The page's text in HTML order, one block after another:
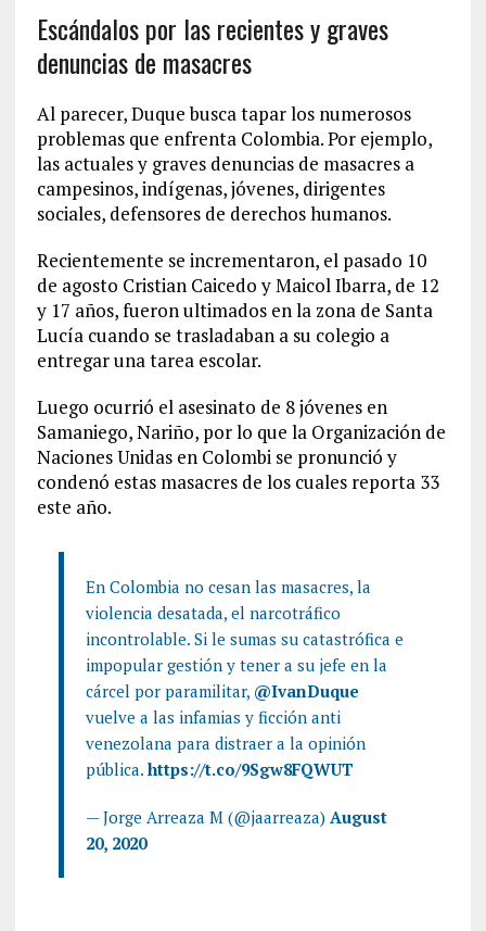
Escándalos por las recientes y graves
denuncias de masacres
Al parecer, Duque busca tapar los numerosos
problemas que enfrenta Colombia. Por ejemplo,
las actuales y graves denuncias de masacres a
campesinos, indígenas, jóvenes, dirigentes
sociales, defensores de derechos humanos.
Recientemente se incrementaron, el pasado 10
de agosto Cristian Caicedo y Maicol Ibarra, de 12
y 17 años, fueron ultimados en la zona de Santa
Lucía cuando se trasladaban a su colegio a
entregar una tarea escolar.
Luego ocurrió el asesinato de 8 jóvenes en
Samaniego, Nariño, por lo que la Organización de
Naciones Unidas en Colombi se pronunció y
condenó estas masacres de los cuales reporta 33
este año.
En Colombia no cesan las masacres, la
violencia desatada, el narcotráfico
incontrolable. Si le sumas su catastrófica e
impopular gestión y tener a su jefe en la
cárcel por paramilitar, @IvanDuque
vuelve a las infamias y ficción anti
venezolana para distraer a la opinión
pública. https://t.co/9Sgw8FQWUT
— Jorge Arreaza M (@jaarreaza) August
20, 2020